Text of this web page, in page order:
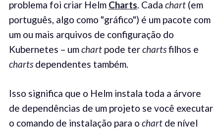
problema foi criar Helm Charts. Cada chart(em
português, algo como "gráfico") é um pacote com
um ou mais arquivos de configuração do
Kubernetes – umchartpode terchartsfilhos e
chartsdependentes também.
Isso significa que o Helm instala toda a árvore
de dependências de um projeto se você executar
o comando de instalação para o chartde nível